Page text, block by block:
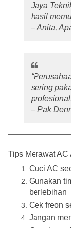
Jaya
hasil
– Anita,
sering
– Pak
Tips Merawat AC
Cuci AC
Gunakan
berlebihan
Cek freon
Jangan